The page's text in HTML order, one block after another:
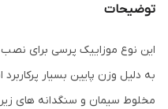
توضیحات
این نوع موزاییک پرسی برای نصب
به دلیل وزن پایین بسیار
مخلوط سیمان و سنگدانه های